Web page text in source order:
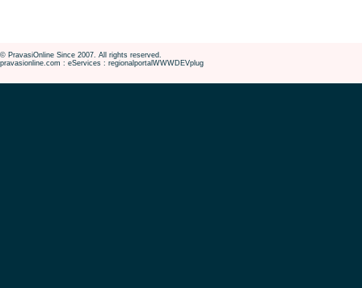
© PravasiOnline Since 2007. All rights reserved.
pravasionline.com : eServices : regionalportalWWWDEVplug